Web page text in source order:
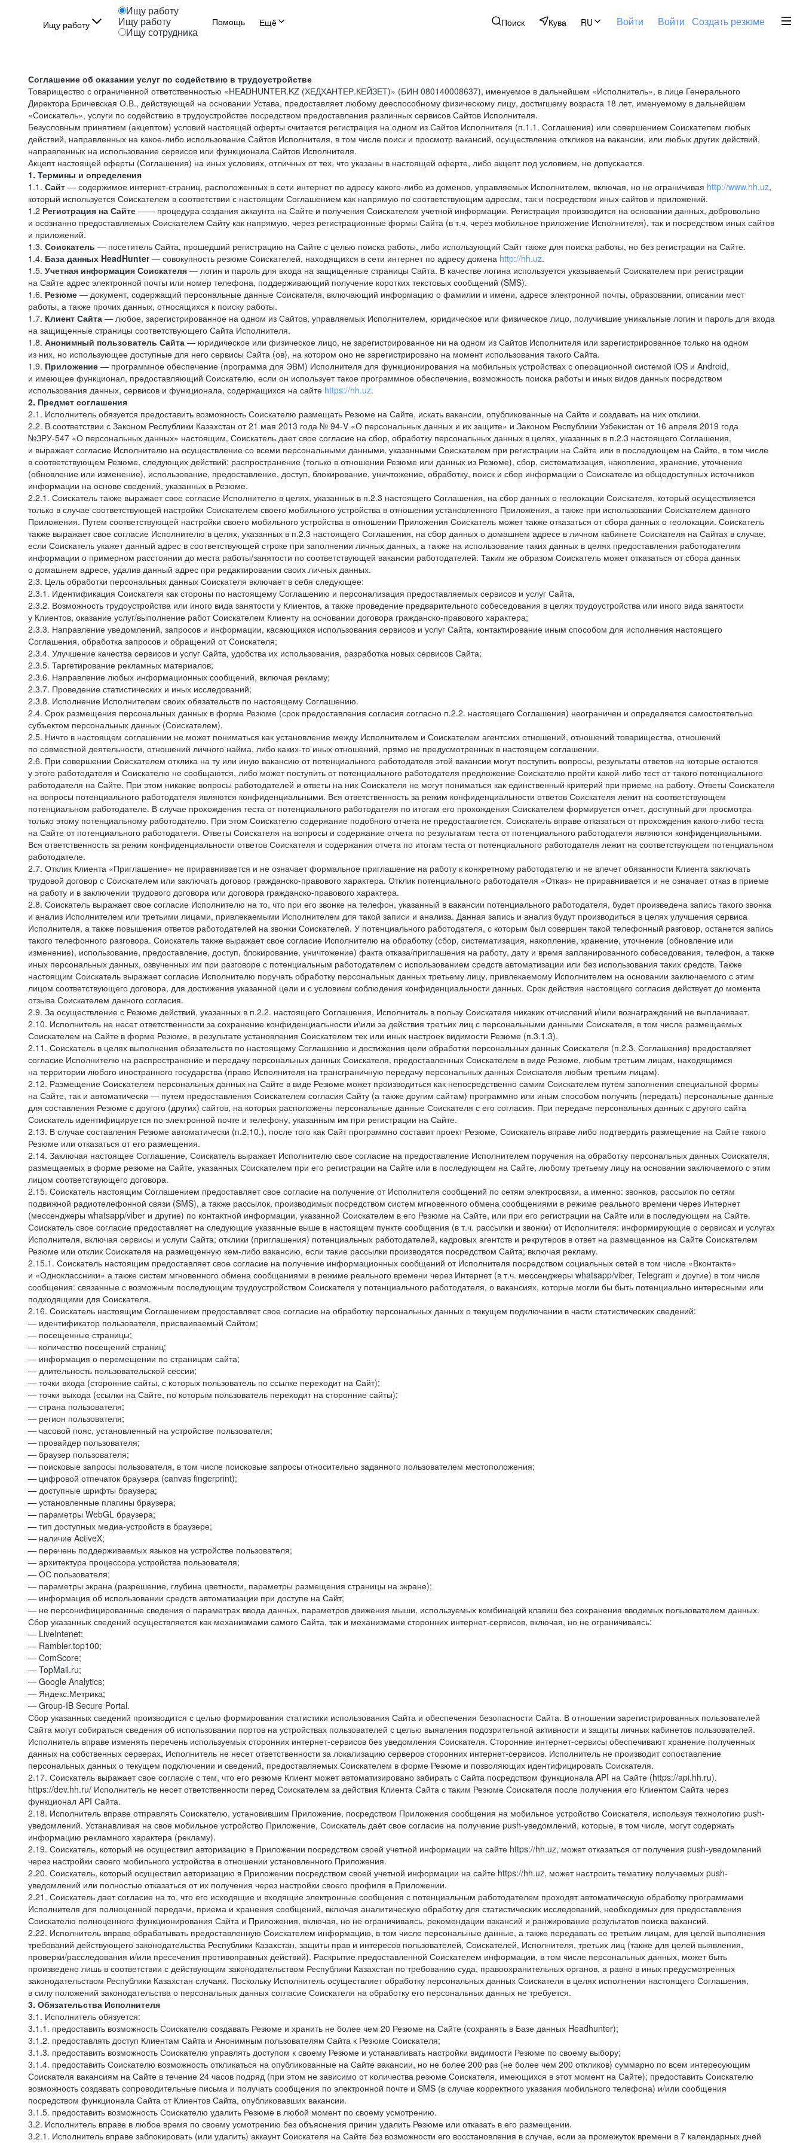
Ищу работу
Ищу работу
Ищу работу
Ищу сотрудника
Помощь Ещё Поиск Кува RU Войти Войти Создать резюме
Соглашение об оказании услуг по содействию в трудоустройстве
Товарищество с ограниченной ответственностью «HEADHUNTER.KZ (ХЕДХАНТЕР.КЕЙЗЕТ)» (БИН 080140008637), именуемое в дальнейшем «Исполнитель», в лице Генерального
Директора Бричевская О.В., действующей на основании Устава, предоставляет любому дееспособному физическому лицу, достигшему возраста 18 лет, именуемому в дальнейшем
«Соискатель», услуги по содействию в трудоустройстве посредством предоставления различных сервисов Сайтов Исполнителя.
Безусловным принятием (акцептом) условий настоящей оферты считается регистрация на одном из Сайтов Исполнителя (п.1.1. Соглашения) или совершением Соискателем любых
действий, направленных на какое-либо использование Сайтов Исполнителя, в том числе поиск и просмотр вакансий, осуществление откликов на вакансии, или любых других действий,
направленных на использование сервисов или функционала Сайтов Исполнителя.
Акцепт настоящей оферты (Соглашения) на иных условиях, отличных от тех, что указаны в настоящей оферте, либо акцепт под условием, не допускается.
1. Термины и определения
1.1. Сайт — содержимое интернет-страниц, расположенных в сети интернет по адресу какого-либо из доменов, управляемых Исполнителем, включая, но не ограничивая http://www.hh.uz,
который используется Соискателем в соответствии с настоящим Соглашением как напрямую по соответствующим адресам, так и посредством иных сайтов и приложений.
1.2 Регистрация на Сайте —— процедура создания аккаунта на Сайте и получения Соискателем учетной информации. Регистрация производится на основании данных, добровольно
и осознанно предоставляемых Соискателем Сайту как напрямую, через регистрационные формы Сайта (в т.ч. через мобильное приложение Исполнителя), так и посредством иных сайтов
и приложений.
1.3. Соискатель — посетитель Сайта, прошедший регистрацию на Сайте с целью поиска работы, либо использующий Сайт также для поиска работы, но без регистрации на Сайте.
1.4. База данных HeadHunter— совокупность резюме Соискателей, находящихся в сети интернет по адресу домена http://hh.uz.
1.5. Учетная информация Соискателя — логин и пароль для входа на защищенные страницы Сайта. В качестве логина используется указываемый Соискателем при регистрации
на Сайте адрес электронной почты или номер телефона, поддерживающий получение коротких текстовых сообщений (SMS).
1.6. Резюме — документ, содержащий персональные данные Соискателя, включающий информацию о фамилии и имени, адресе электронной почты, образовании, описании мест
работы, а также прочих данных, относящихся к поиску работы.
1.7. Клиент Сайта — любое, зарегистрированное на одном из Сайтов, управляемых Исполнителем, юридическое или физическое лицо, получившие уникальные логин и пароль для входа
на защищенные страницы соответствующего Сайта Исполнителя.
1.8. Анонимный пользователь Сайта — юридическое или физическое лицо, не зарегистрированное ни на одном из Сайтов Исполнителя или зарегистрированное только на одном
из них, но использующее доступные для него сервисы Сайта (ов), на котором оно не зарегистрировано на момент использования такого Сайта.
1.9. Приложение — программное обеспечение (программа для ЭВМ) Исполнителя для функционирования на мобильных устройствах с операционной системой iOS и Android,
и имеющее функционал, предоставляющий Соискателю, если он использует такое программное обеспечение, возможность поиска работы и иных видов данных посредством
использования данных, сервисов и функционала, содержащихся на сайте https://hh.uz.
2. Предмет соглашения
2.1. Исполнитель обязуется предоставить возможность Соискателю размещать Резюме на Сайте, искать вакансии, опубликованные на Сайте и создавать на них отклики.
2.2. В соответствии с Законом Республики Казахстан от 21 мая 2013 года № 94-V «О персональных данных и их защите» и Законом Республики Узбекистан от 16 апреля 2019 года
№ЗРУ-547 «О персональных данных» настоящим, Соискатель дает свое согласие на сбор, обработку персональных данных в целях, указанных в п.2.3 настоящего Соглашения,
и выражает согласие Исполнителю на осуществление со всеми персональными данными, указанными Соискателем при регистрации на Сайте или в последующем на Сайте, в том числе
в соответствующем Резюме, следующих действий: распространение (только в отношении Резюме или данных из Резюме), сбор, систематизация, накопление, хранение, уточнение
(обновление или изменение), использование, предоставление, доступ, блокирование, уничтожение, обработку, поиск и сбор информации о Соискателе из общедоступных источников
информации на основе сведений, указанных в Резюме.
2.2.1. Соискатель также выражает свое согласие Исполнителю в целях, указанных в п.2.3 настоящего Соглашения, на сбор данных о геолокации Соискателя, который осуществляется
только в случае соответствующей настройки Соискателем своего мобильного устройства в отношении установленного Приложения, а также при использовании Соискателем данного
Приложения. Путем соответствующей настройки своего мобильного устройства в отношении Приложения Соискатель может также отказаться от сбора данных о геолокации. Соискатель
также выражает свое согласие Исполнителю в целях, указанных в п.2.3 настоящего Соглашения, на сбор данных о домашнем адресе в личном кабинете Соискателя на Сайтах в случае,
если Соискатель укажет данный адрес в соответствующей строке при заполнении личных данных, а также на использование таких данных в целях предоставления работодателям
информации о примерном расстоянии до места работы/занятости по соответствующей вакансии работодателей. Таким же образом Соискатель может отказаться от сбора данных
о домашнем адресе, удалив данный адрес при редактировании своих личных данных.
2.3. Цель обработки персональных данных Соискателя включает в себя следующее:
2.3.1. Идентификация Соискателя как стороны по настоящему Соглашению и персонализация предоставляемых сервисов и услуг Сайта,
2.3.2. Возможность трудоустройства или иного вида занятости у Клиентов, а также проведение предварительного собеседования в целях трудоустройства или иного вида занятости
у Клиентов, оказание услуг/выполнение работ Соискателем Клиенту на основании договора гражданско-правового характера;
2.3.3. Направление уведомлений, запросов и информации, касающихся использования сервисов и услуг Сайта, контактирование иным способом для исполнения настоящего
Соглашения, обработка запросов и обращений от Соискателя;
2.3.4. Улучшение качества сервисов и услуг Сайта, удобства их использования, разработка новых сервисов Сайта;
2.3.5. Таргетирование рекламных материалов;
2.3.6. Направление любых информационных сообщений, включая рекламу;
2.3.7. Проведение статистических и иных исследований;
2.3.8. Исполнение Исполнителем своих обязательств по настоящему Соглашению.
2.4. Срок размещения персональных данных в форме Резюме (срок предоставления согласия согласно п.2.2. настоящего Соглашения) неограничен и определяется самостоятельно
субъектом персональных данных (Соискателем).
2.5. Ничто в настоящем соглашении не может пониматься как установление между Исполнителем и Соискателем агентских отношений, отношений товарищества, отношений
по совместной деятельности, отношений личного найма, либо каких-то иных отношений, прямо не предусмотренных в настоящем соглашении.
2.6. При совершении Соискателем отклика на ту или иную вакансию от потенциального работодателя этой вакансии могут поступить вопросы, результаты ответов на которые остаются
у этого работодателя и Соискателю не сообщаются, либо может поступить от потенциального работодателя предложение Соискателю пройти какой-либо тест от такого потенциального
работодателя на Сайте. При этом никакие вопросы работодателей и ответы на них Соискателя не могут пониматься как единственный критерий при приеме на работу. Ответы Соискателя
на вопросы потенциального работодателя являются конфиденциальными. Вся ответственность за режим конфиденциальности ответов Соискателя лежит на соответствующем
потенциальном работодателе. В случае прохождения теста от потенциального работодателя по итогам его прохождения Соискателем формируется отчет, доступный для просмотра
только этому потенциальному работодателю. При этом Соискателю содержание подобного отчета не предоставляется. Соискатель вправе отказаться от прохождения какого-либо теста
на Сайте от потенциального работодателя. Ответы Соискателя на вопросы и содержание отчета по результатам теста от потенциального работодателя являются конфиденциальными.
Вся ответственность за режим конфиденциальности ответов Соискателя и содержания отчета по итогам теста от потенциального работодателя лежит на соответствующем потенциальном
работодателе.
2.7. Отклик Клиента «Приглашение» не приравнивается и не означает формальное приглашение на работу к конкретному работодателю и не влечет обязанности Клиента заключать
трудовой договор с Соискателем или заключать договор гражданско-правового характера. Отклик потенциального работодателя «Отказ» не приравнивается и не означает отказ в приеме
на работу и в заключении трудового договора или договора гражданско-правового характера.
2.8. Соискатель выражает свое согласие Исполнителю на то, что при его звонке на телефон, указанный в вакансии потенциального работодателя, будет произведена запись такого звонка
и анализ Исполнителем или третьими лицами, привлекаемыми Исполнителем для такой записи и анализа. Данная запись и анализ будут производиться в целях улучшения сервиса
Исполнителя, а также повышения ответов работодателей на звонки Соискателей. У потенциального работодателя, с которым был совершен такой телефонный разговор, останется запись
такого телефонного разговора. Соискатель также выражает свое согласие Исполнителю на обработку (сбор, систематизация, накопление, хранение, уточнение (обновление или
изменение), использование, предоставление, доступ, блокирование, уничтожение) факта отказа/приглашения на работу, дату и время запланированного собеседования, телефон, а также
иных персональных данных, озвученных им при разговоре с потенциальным работодателем с использованием средств автоматизации или без использования таких средств. Также
настоящим Соискатель выражает согласие Исполнителю поручать обработку персональных данных третьему лицу, привлекаемому Исполнителем на основании заключаемого с этим
лицом соответствующего договора, для достижения указанной цели и с условием соблюдения конфиденциальности данных. Срок действия настоящего согласия действует до момента
отзыва Соискателем данного согласия.
2.9. За осуществление с Резюме действий, указанных в п.2.2. настоящего Соглашения, Исполнитель в пользу Соискателя никаких отчислений и\или вознаграждений не выплачивает.
2.10. Исполнитель не несет ответственности за сохранение конфиденциальности и\или за действия третьих лиц с персональными данными Соискателя, в том числе размещаемых
Соискателем на Сайте в форме Резюме, в результате установления Соискателем тех или иных настроек видимости Резюме (п.3.1.3).
2.11. Соискатель в целях выполнения обязательств по настоящему Соглашению и достижения цели обработки персональных данных Соискателя (п.2.3. Соглашения) предоставляет
согласие Исполнителю на распространение и передачу персональных данных Соискателя, предоставленных Соискателем в виде Резюме, любым третьим лицам, находящимся
на территории любого иностранного государства (право Исполнителя на трансграничную передачу персональных данных Соискателя любым третьим лицам).
2.12. Размещение Соискателем персональных данных на Сайте в виде Резюме может производиться как непосредственно самим Соискателем путем заполнения специальной формы
на Сайте, так и автоматически — путем предоставления Соискателем согласия Сайту (а также другим сайтам) программно или иным способом получить (передать) персональные данные
для составления Резюме с другого (других) сайтов, на которых расположены персональные данные Соискателя с его согласия. При передаче персональных данных с другого сайта
Соискатель идентифицируется по электронной почте и телефону, указанным им при регистрации на Сайте.
2.13. В случае составления Резюме автоматически (п.2.10.), после того как Сайт программно составит проект Резюме, Соискатель вправе либо подтвердить размещение на Сайте такого
Резюме или отказаться от его размещения.
2.14. Заключая настоящее Соглашение, Соискатель выражает Исполнителю свое согласие на предоставление Исполнителем поручения на обработку персональных данных Соискателя,
размещаемых в форме резюме на Сайте, указанных Соискателем при его регистрации на Сайте или в последующем на Сайте, любому третьему лицу на основании заключаемого с этим
лицом соответствующего договора.
2.15. Соискатель настоящим Соглашением предоставляет свое согласие на получение от Исполнителя сообщений по сетям электросвязи, а именно: звонков, рассылок по сетям
подвижной радиотелефонной связи (SMS), а также рассылок, производимых посредством систем мгновенного обмена сообщениями в режиме реального времени через Интернет
(мессенджеры whatsapp/viber и другие) по контактной информации, указанной Соискателем в его Резюме на Сайте, или при его регистрации на Сайте или в последующем на Сайте.
Соискатель свое согласие предоставляет на следующие указанные выше в настоящем пункте сообщения (в т.ч. рассылки и звонки) от Исполнителя: информирующие о сервисах и услугах
Исполнителя, включая сервисы и услуги Сайта; отклики (приглашения) потенциальных работодателей, кадровых агентств и рекрутеров в ответ на размещенное на Сайте Соискателем
Резюме или отклик Соискателя на размещенную кем-либо вакансию, если такие рассылки производятся посредством Сайта; включая рекламу.
2.15.1. Соискатель настоящим предоставляет свое согласие на получение информационных сообщений от Исполнителя посредством социальных сетей в том числе «Вконтакте»
и «Одноклассники» а также систем мгновенного обмена сообщениями в режиме реального времени через Интернет (в т.ч. мессенджеры whatsapp/viber, Telegram и другие) в том числе
сообщения: связанные с возможным последующим трудоустройством Соискателя у потенциального работодателя, о вакансиях, которые могли бы быть потенциально интересными или
подходящими для Соискателя.
2.16. Соискатель настоящим Соглашением предоставляет свое согласие на обработку персональных данных о текущем подключении в части статистических сведений:
— идентификатор пользователя, присваиваемый Сайтом;
— посещенные страницы;
— количество посещений страниц;
— информация о перемещении по страницам сайта;
— длительность пользовательской сессии;
— точки входа (сторонние сайты, с которых пользователь по ссылке переходит на Сайт);
— точки выхода (ссылки на Сайте, по которым пользователь переходит на сторонние сайты);
— страна пользователя;
— регион пользователя;
— часовой пояс, установленный на устройстве пользователя;
— провайдер пользователя;
— браузер пользователя;
— поисковые запросы пользователя, в том числе поисковые запросы относительно заданного пользователем местоположения;
— цифровой отпечаток браузера (canvas fingerprint);
— доступные шрифты браузера;
— установленные плагины браузера;
— параметры WebGL браузера;
— тип доступных медиа-устройств в браузере;
— наличие ActiveX;
— перечень поддерживаемых языков на устройстве пользователя;
— архитектура процессора устройства пользователя;
— ОС пользователя;
— параметры экрана (разрешение, глубина цветности, параметры размещения страницы на экране);
— информация об использовании средств автоматизации при доступе на Сайт;
— не персонифицированные сведения о параметрах ввода данных, параметров движения мыши, используемых комбинаций клавиш без сохранения вводимых пользователем данных.
Сбор указанных сведений осуществляется как механизмами самого Сайта, так и механизмами сторонних интернет-сервисов, включая, но не ограничиваясь:
— LiveIntenet;
— Rambler.top100;
— ComScore;
— TopMail.ru;
— Google Analytics;
— Яндекс.Метрика;
— Group-IB Secure Portal.
Сбор указанных сведений производится с целью формирования статистики использования Сайта и обеспечения безопасности Сайта. В отношении зарегистрированных пользователей
Сайта могут собираться сведения об использовании портов на устройствах пользователей с целью выявления подозрительной активности и защиты личных кабинетов пользователей.
Исполнитель вправе изменять перечень используемых сторонних интернет-сервисов без уведомления Соискателя. Сторонние интернет-сервисы обеспечивают хранение полученных
данных на собственных серверах, Исполнитель не несет ответственности за локализацию серверов сторонних интернет-сервисов. Исполнитель не производит сопоставление
персональных данных о текущем подключении и сведений, предоставляемых Соискателем в форме Резюме и позволяющих идентифицировать Соискателя.
2.17. Соискатель выражает свое согласие с тем, что его резюме Клиент может автоматизировано забирать с Сайта посредством функционала API на Сайте (https://api.hh.ru).
https://dev.hh.ru/ Исполнитель не несет ответственности перед Соискателем за действия Клиента Сайта с таким Резюме Соискателя после получения его Клиентом Сайта через
функционал API Сайта.
2.18. Исполнитель вправе отправлять Соискателю, установившим Приложение, посредством Приложения сообщения на мобильное устройство Соискателя, используя технологию push-
уведомлений. Устанавливая на свое мобильное устройство Приложение, Соискатель даёт свое согласие на получение push-уведомлений, которые, в том числе, могут содержать
информацию рекламного характера (рекламу).
2.19. Соискатель, который не осуществил авторизацию в Приложении посредством своей учетной информации на сайте https://hh.uz, может отказаться от получения push-уведомлений
через настройки своего мобильного устройства в отношении установленного Приложения.
2.20. Соискатель, который осуществил авторизацию в Приложении посредством своей учетной информации на сайте https://hh.uz, может настроить тематику получаемых push-
уведомлений или полностью отказаться от их получения через настройки своего профиля в Приложении.
2.21. Соискатель дает согласие на то, что его исходящие и входящие электронные сообщения с потенциальным работодателем проходят автоматическую обработку программами
Исполнителя для полноценной передачи, приема и хранения сообщений, включая аналитическую обработку для статистических исследований, необходимых для предоставления
Соискателю полноценного функционирования Сайта и Приложения, включая, но не ограничиваясь, рекомендации вакансий и ранжирование результатов поиска вакансий.
2.22. Исполнитель вправе обрабатывать предоставленную Соискателем информацию, в том числе персональные данные, а также передавать ее третьим лицам, для целей выполнения
требований действующего законодательства Республики Казахстан, защиты прав и интересов пользователей, Соискателей, Исполнителя, третьих лиц (также для целей выявления,
проверки/расследования и/или пресечения противоправных действий). Раскрытие предоставленной Соискателем информации, в том числе персональных данных, может быть
произведено лишь в соответствии с действующим законодательством Республики Казахстан по требованию суда, правоохранительных органов, а равно в иных предусмотренных
законодательством Республики Казахстан случаях. Поскольку Исполнитель осуществляет обработку персональных данных Соискателя в целях исполнения настоящего Соглашения,
в силу положений законодательства о персональных данных согласие Соискателя на обработку его персональных данных не требуется.
3. Обязательства Исполнителя
3.1. Исполнитель обязуется:
3.1.1. предоставить возможность Соискателю создавать Резюме и хранить не более чем 20 Резюме на Сайте (сохранять в Базе данных Headhunter);
3.1.2. предоставлять доступ Клиентам Сайта и Анонимным пользователям Сайта к Резюме Соискателя;
3.1.3. предоставить возможность Соискателю управлять доступом к своему Резюме и устанавливать настройки видимости Резюме по своему выбору;
3.1.4. предоставить Соискателю возможность откликаться на опубликованные на Сайте вакансии, но не более 200 раз (не более чем 200 откликов) суммарно по всем интересующим
Соискателя вакансиям на Сайте в течение 24 часов подряд (при этом не зависимо от количества резюме Соискателя, имеющихся в этот момент на Сайте); предоставить Соискателю
возможность создавать сопроводительные письма и получать сообщения по электронной почте и SMS (в случае корректного указания мобильного телефона) и/или сообщения
посредством функционала Сайта от Клиентов Сайта, опубликовавших вакансии.
3.1.5. предоставить возможность Соискателю удалить Резюме в любой момент по своему усмотрению.
3.2. Исполнитель вправе в любое время по своему усмотрению без объяснения причин удалить Резюме или отказать в его размещении.
3.2.1. Исполнитель вправе заблокировать (или удалить) аккаунт Соискателя на Сайте без возможности его восстановления в случае, если за промежуток времени в 7 календарных дней